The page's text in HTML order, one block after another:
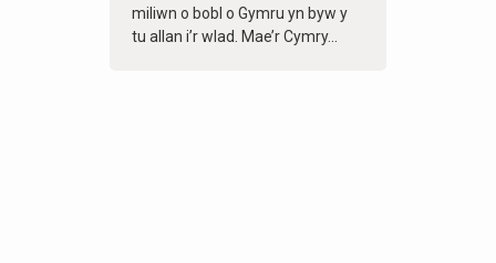
miliwn o bobl o Gymru yn byw y
tu allan i’r wlad. Mae’r Cymry...